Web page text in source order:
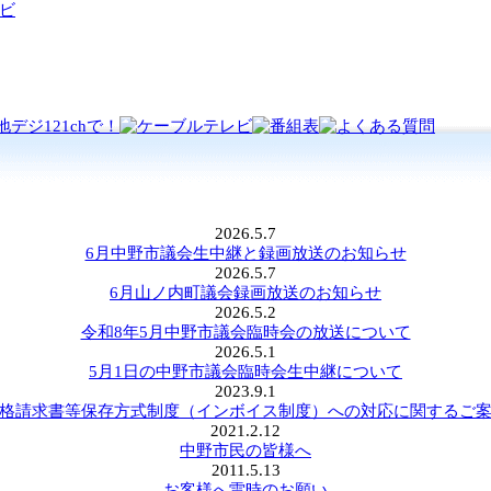
2026.5.7
6月中野市議会生中継と録画放送のお知らせ
2026.5.7
6月山ノ内町議会録画放送のお知らせ
2026.5.2
令和8年5月中野市議会臨時会の放送について
2026.5.1
5月1日の中野市議会臨時会生中継について
2023.9.1
請求書等保存方式制度（インボイス制度）への対応に関するご
2021.2.12
中野市民の皆様へ
2011.5.13